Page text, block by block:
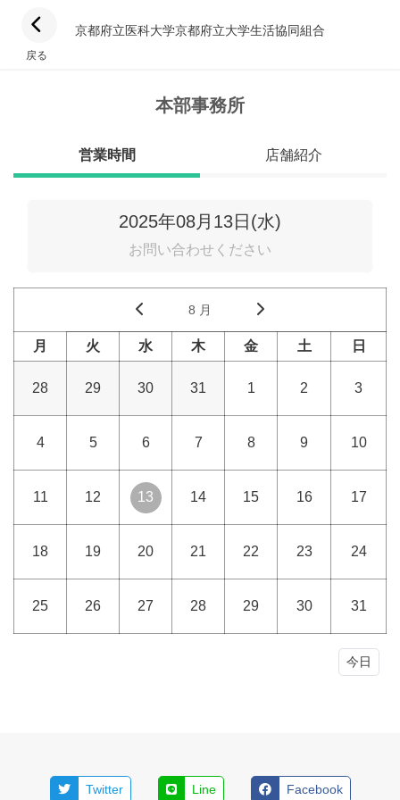
戻る
京都府立医科大学京都府立大学生活協同組合
本部事務所
営業時間 店舗紹介
2025年08月13日(水)
お問い合わせください
8 月
月 火 水 木 金 土 日
28 29 30 31 1 2 3
4 5 6 7 8 9 10
11 12 13 14 15 16 17
18 19 20 21 22 23 24
25 26 27 28 29 30 31
今日
Twitter Line Facebook